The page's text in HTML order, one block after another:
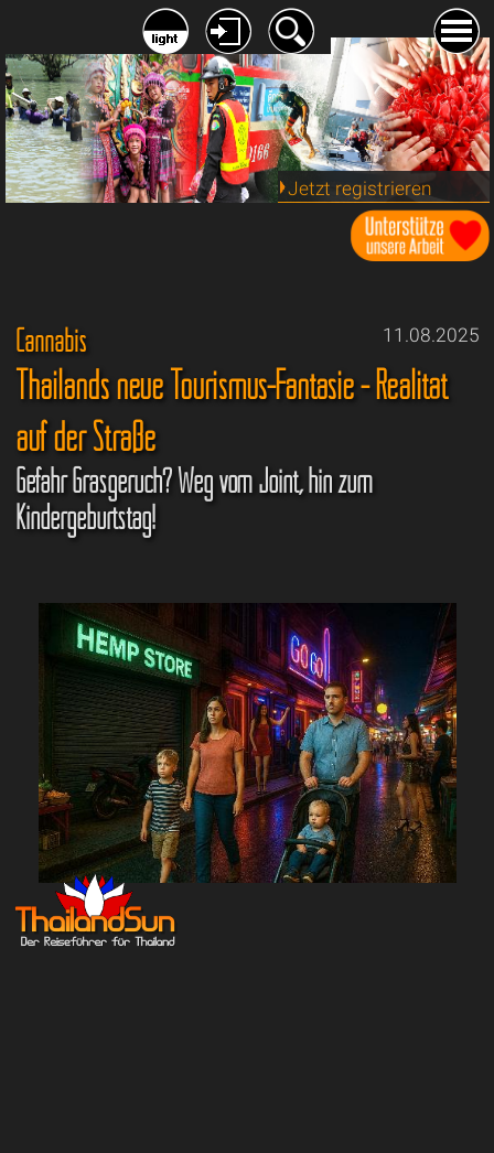
Jetzt registrieren
11.08.2025
Cannabis
Thailands neue Tourismus-Fantasie - Realität
auf der Straße
Gefahr Grasgeruch? Weg vom Joint, hin zum
Kindergeburtstag!